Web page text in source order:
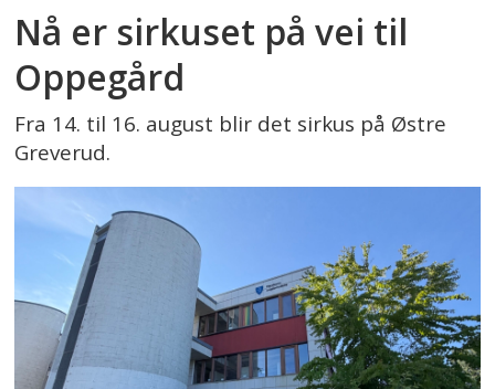
Nå er sirkuset på vei til
Oppegård
Fra 14. til 16. august blir det sirkus på Østre
Greverud.